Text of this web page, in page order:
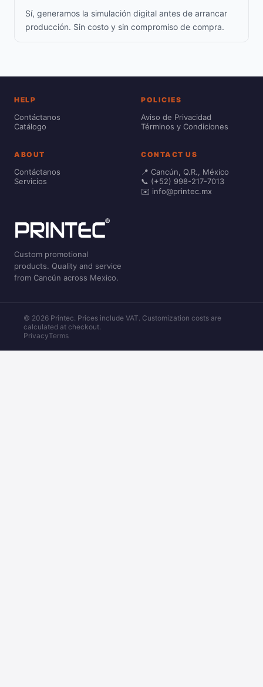
Sí, generamos la simulación digital antes de arrancar
producción. Sin costo y sin compromiso de compra.
HELP
Contáctanos
Catálogo
POLICIES
Aviso de Privacidad
Términos y Condiciones
ABOUT
Contáctanos
Servicios
CONTACT US
📍 Cancún, Q.R., México
📞 (+52) 998-217-7013
✉️ info@printec.mx
Custom promotional
products. Quality and service
from Cancún across Mexico.
© 2026 Printec. Prices include VAT. Customization costs are
calculated at checkout.
PrivacyTerms